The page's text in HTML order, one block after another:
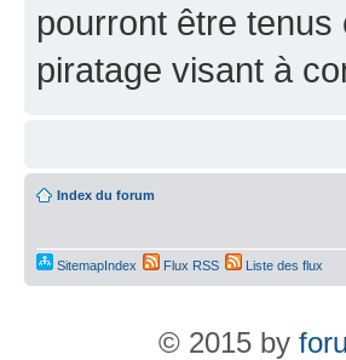
pourront être
piratage visant à
Index du forum
SitemapIndex Flux RSS Liste des flux
© 2015 by